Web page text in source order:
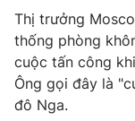
Photo
Video
Thị trưởng
thống phòng
cuộc tấn công
Ông gọi đây là
đô Nga.